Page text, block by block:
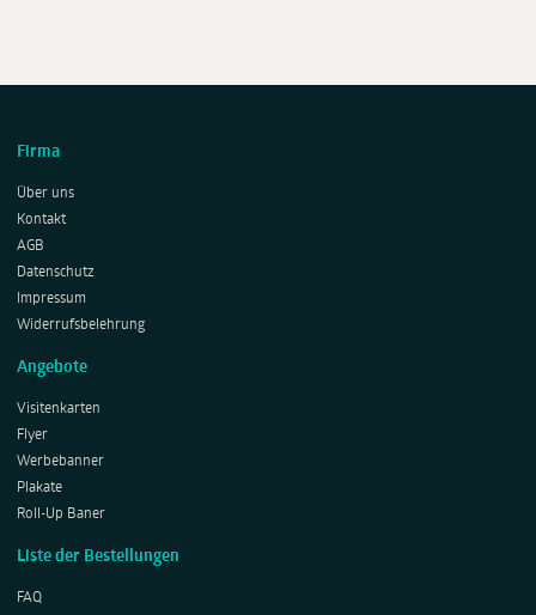
Firma
Über uns
Kontakt
AGB
Datenschutz
Impressum
Widerrufsbelehrung
Angebote
Visitenkarten
Flyer
Werbebanner
Plakate
Roll-Up Baner
Liste der Bestellungen
FAQ